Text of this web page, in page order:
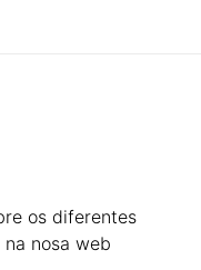
os diferentes
nosa web